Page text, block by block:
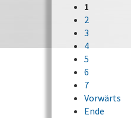
1
2
3
4
5
6
7
Vorwärts
Ende